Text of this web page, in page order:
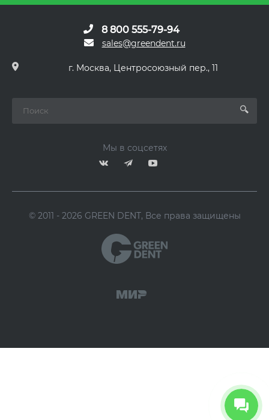
8 800 555-79-94
sales@greendent.ru
г. Москва, Центросоюзный пер., 11
Мы в соцсетях
© 2011 - 2026 GREEN DENT, Все права защищены